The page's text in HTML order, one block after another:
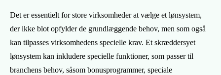
Det er essentielt for store virksomheder at vælge et lønsystem,
der ikke blot opfylder de grundlæggende behov, men som også
kan tilpasses virksomhedens specielle krav. Et skræddersyet
lønsystem kan inkludere specielle funktioner, som passer til
branchens behov, såsom bonusprogrammer, speciale